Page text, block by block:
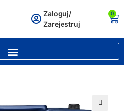
Zaloguj/
Zarejestruj
0